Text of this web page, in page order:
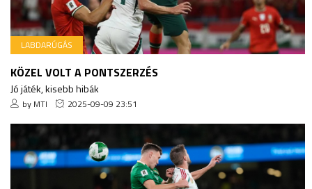
LABDARÚGÁS
KÖZEL VOLT A PONTSZERZÉS
Jó játék, kisebb hibák
by MTI 2025-09-09 23:51